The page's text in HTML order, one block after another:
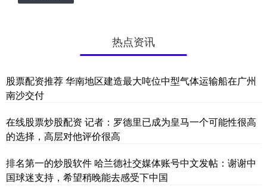
热点资讯
股票配资推荐 华南地区建造最大吨位中型气体运输船在广州
南沙交付
在线股票炒股配资 记者：罗德里已成为皇马一个可能性很高
的选择，高层对他评价很高
排名第一的炒股软件 哈兰德社交媒体账号中文发帖：谢谢中
国球迷支持，希望稍晚能去感受下中国